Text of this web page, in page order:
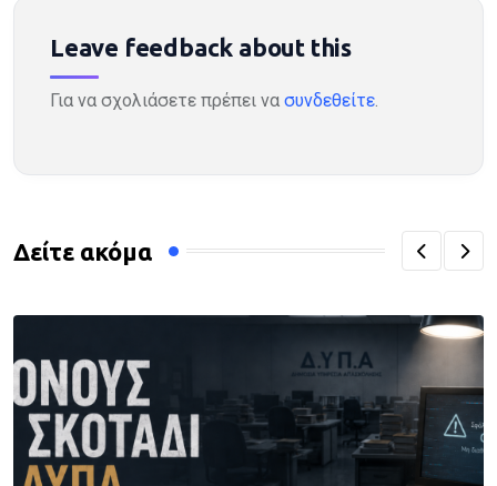
Leave feedback about this
Για να σχολιάσετε πρέπει να συνδεθείτε.
Δείτε ακόμα